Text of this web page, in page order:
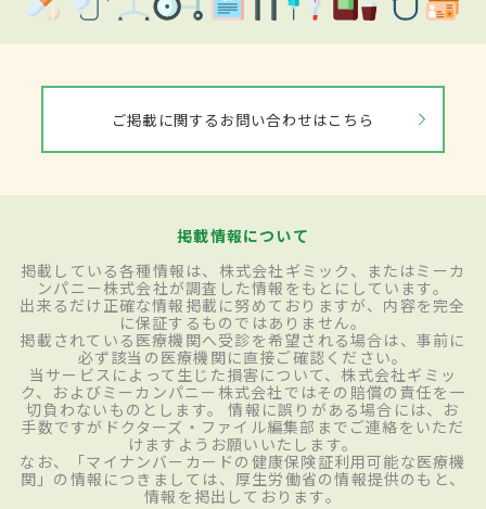
ご掲載に関するお問い合わせはこちら
掲載情報について
掲載している各種情報は、株式会社ギミック、またはミーカ
ンパニー株式会社が調査した情報をもとにしています。
出来るだけ正確な情報掲載に努めておりますが、内容を完全
に保証するものではありません。
掲載されている医療機関へ受診を希望される場合は、事前に
必ず該当の医療機関に直接ご確認ください。
当サービスによって生じた損害について、株式会社ギミッ
ク、およびミーカンパニー株式会社ではその賠償の責任を一
切負わないものとします。 情報に誤りがある場合には、お
手数ですがドクターズ・ファイル編集部までご連絡をいただ
けますようお願いいたします。
なお、「マイナンバーカードの健康保険証利用可能な医療機
関」の情報につきましては、厚生労働省の情報提供のもと、
情報を掲出しております。